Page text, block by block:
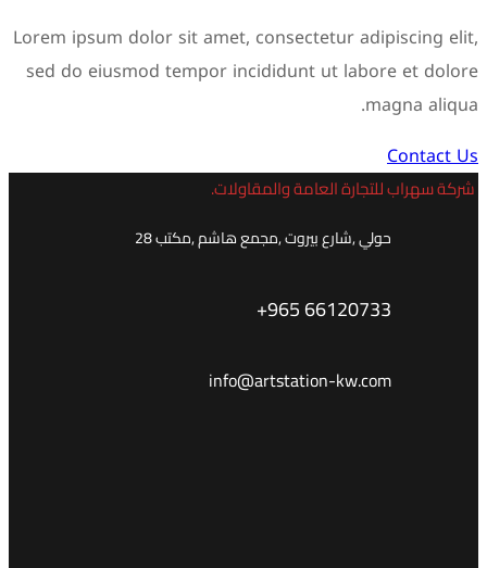
Lorem ipsum dolor sit amet, consectetur adipiscing elit,
sed do eiusmod tempor incididunt ut labore et dolore
magna aliqua.
Contact Us
شركة سهراب للتجارة العامة والمقاولات.
حولي ,شارع بيروت ,مجمع هاشم ,مكتب 28
+965 66120733
info@artstation-kw.com